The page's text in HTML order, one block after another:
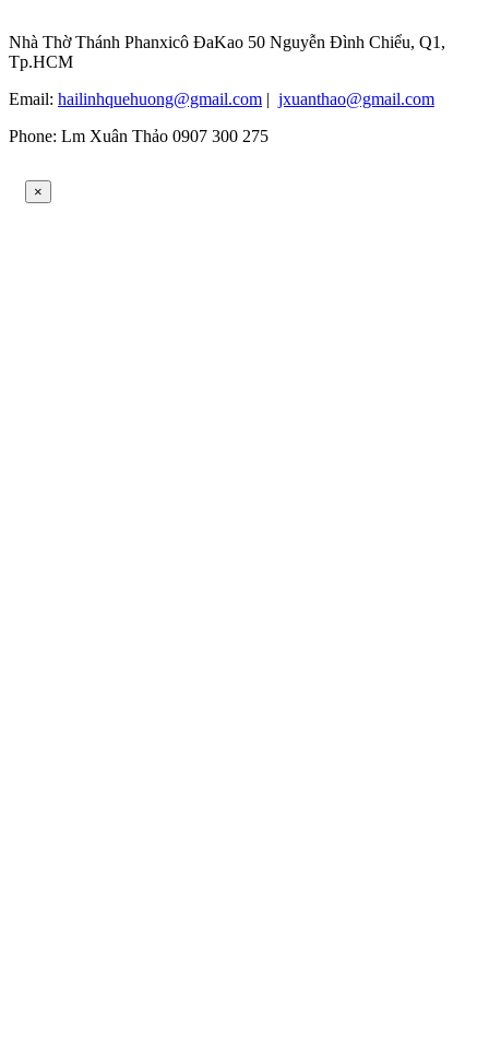
Nhà Thờ Thánh Phanxicô ĐaKao 50 Nguyễn Đình Chiểu, Q1,
Tp.HCM
Email: hailinhquehuong@gmail.com | jxuanthao@gmail.com
Phone: Lm Xuân Thảo 0907 300 275
×